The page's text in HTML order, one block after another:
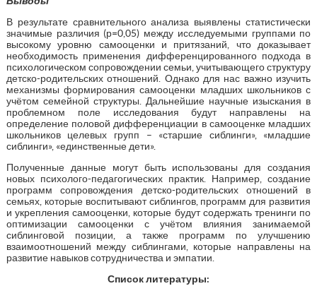
В результате сравнительного анализа выявлены статистически
значимые различия (р=0,05) между исследуемыми группами по
высокому уровню самооценки и притязаний, что доказывает
необходимость применения дифференцированного подхода в
психологическом сопровождении семьи, учитывающего структуру
детско-родительских отношений. Однако для нас важно изучить
механизмы формирования самооценки младших школьников с
учётом семейной структуры. Дальнейшие научные изыскания в
проблемном поле исследования будут направлены на
определение половой дифференциации в самооценке младших
школьников целевых групп – «старшие сиблинги», «младшие
сиблинги», «единственные дети».
Полученные данные могут быть использованы для создания
новых психолого-педагогических практик. Например, создание
программ сопровождения детско-родительских отношений в
семьях, которые воспитывают сиблингов, программ для развития
и укрепления самооценки, которые будут содержать тренинги по
оптимизации самооценки с учётом влияния занимаемой
сиблинговой позиции, а также программ по улучшению
взаимоотношений между сиблингами, которые направлены на
развитие навыков сотрудничества и эмпатии.
Список литературы: